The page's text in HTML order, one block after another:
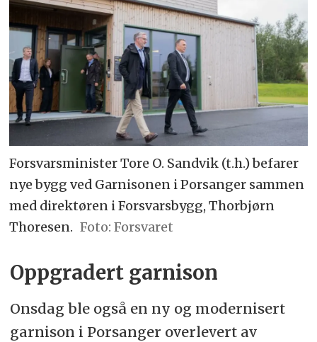
Forsvarsminister Tore O. Sandvik (t.h.) befarer
nye bygg ved Garnisonen i Porsanger sammen
med direktøren i Forsvarsbygg, Thorbjørn
Thoresen.
Forsvaret
Oppgradert garnison
Onsdag ble også en ny og modernisert
garnison i Porsanger overlevert av